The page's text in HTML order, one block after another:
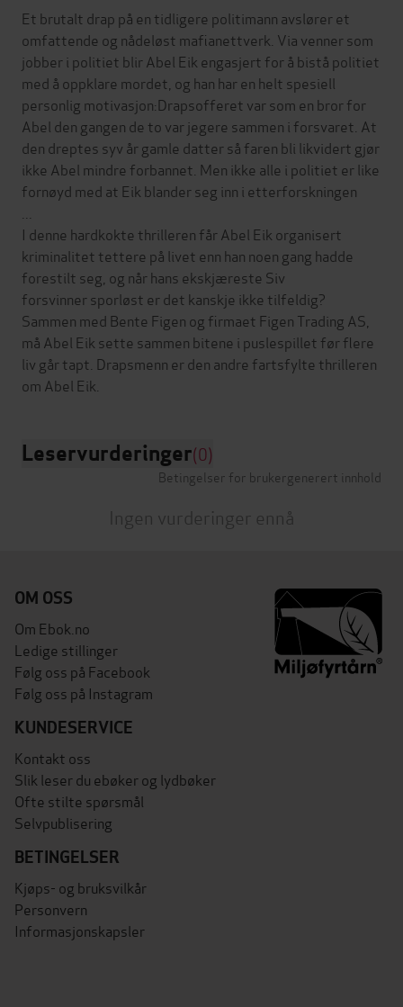
Et brutalt drap på en tidligere politimann avslører et
omfattende og nådeløst mafianettverk. Via venner som
jobber i politiet blir Abel Eik engasjert for å bistå politiet
med å oppklare mordet, og han har en helt spesiell
personlig motivasjon:Drapsofferet var som en bror for
Abel den gangen de to var jegere sammen i forsvaret. At
den dreptes syv år gamle datter så faren bli likvidert gjør
ikke Abel mindre forbannet. Men ikke alle i politiet er like
fornøyd med at Eik blander seg inn i etterforskningen
I denne hardkokte thrilleren får Abel Eik organisert
kriminalitet tettere på livet enn han noen gang hadde
forestilt seg, og når hans ekskjæreste Siv
forsvinner sporløst er det kanskje ikke tilfeldig?
Sammen med Bente Figen og firmaet Figen Trading AS,
må Abel Eik sette sammen bitene i puslespillet før flere
liv går tapt. Drapsmenn er den andre fartsfylte thrilleren
Leservurderinger(0)
Betingelser for brukergenerert innhold
Ingen vurderinger ennå
OM OSS
Om Ebok.no
Ledige stillinger
Følg oss på Facebook
Følg oss på Instagram
KUNDESERVICE
Kontakt oss
Slik leser du ebøker og lydbøker
Ofte stilte spørsmål
Selvpublisering
BETINGELSER
Kjøps- og bruksvilkår
Personvern
Informasjonskapsler